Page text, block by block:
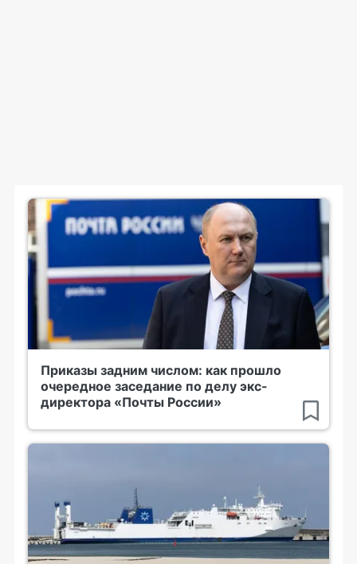
Приказы задним числом: как прошло
очередное заседание по делу экс-
директора «Почты России»